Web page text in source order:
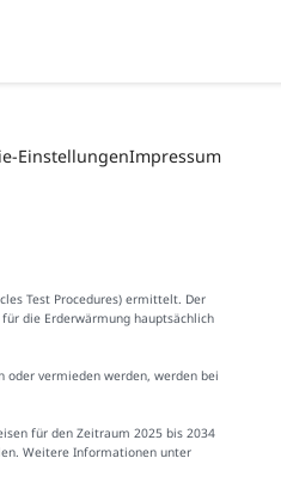
EinstellungenImpressum
Test Procedures) ermittelt. Der
die Erderwärmung hauptsächlich
oder vermieden werden, werden bei
für den Zeitraum 2025 bis 2034
Weitere Informationen unter